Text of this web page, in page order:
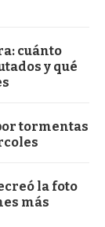
cuánto
y qué
tormentas
la foto
más